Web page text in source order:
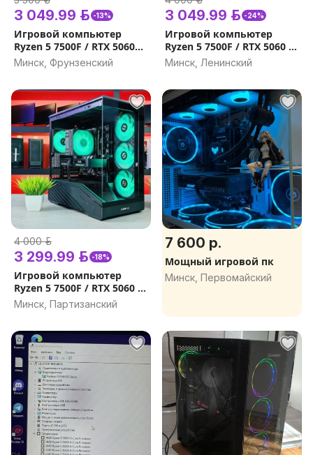
3 049.99 р. -13%
Игровой компьютер
Ryzen 5 7500F / RTX 5060
8Gb GDDR7 / DDR5 / SSD
M.2 Гарантия на игровой
Минск, Фрунзенский
3 049.99 р. -24%
Игровой компьютер
Ryzen 5 7500F / RTX 5060 /
DDR5 32GB, 16Gb /
Гарантия на игровой ПК
Минск, Ленинский
4 000 р.
3 299.99 р. -18%
Игровой компьютер
Ryzen 5 7500F / RTX 5060 Ti
/ DDR5 32GB, 16GB
Гарантия на игровой ПК
Минск, Партизанский
7 600 р.
Мощный игровой пк
Минск, Первомайский